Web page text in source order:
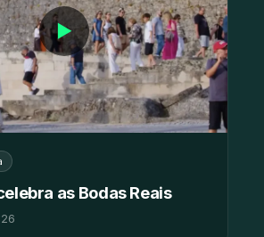
▶
as Bodas Reais